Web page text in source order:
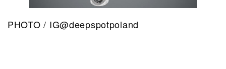
PHOTO / IG@deepspotpoland